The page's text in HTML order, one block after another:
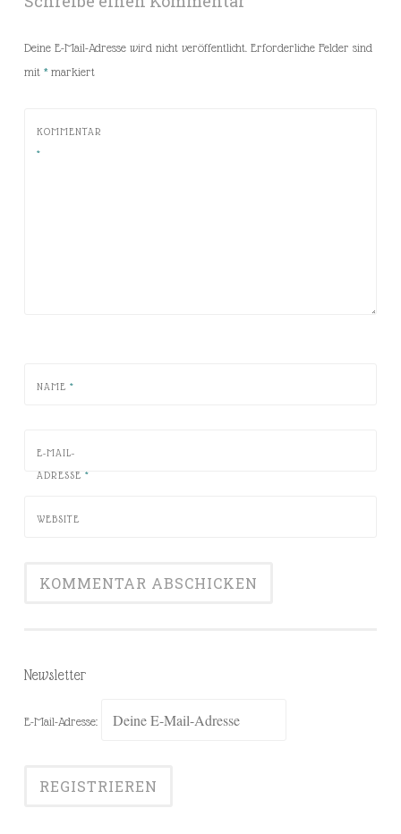
Deine E-Mail-Adresse wird nicht veröffentlicht. Erforderliche Felder sind
mit *markiert
KOMMENTAR
*
NAME *
E-MAIL-
ADRESSE *
WEBSITE
Newsletter
E-Mail-Adresse: